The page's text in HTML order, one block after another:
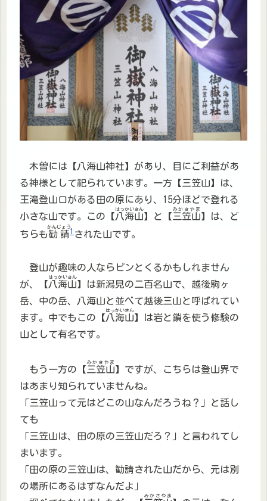
木曽には【八海山神社】があり、目にご利益があ
る神様として祀られています。一方【三笠山】は、
王滝登山口がある田の原にあり、15分ほどで登れる
小さな山です。この【 八海山
はっかいさん
】と【 三笠山
みかさやま
】は、ど
ちらも勧請
かんじょう1 された山です。
登山が趣味の人ならピンとくるかもしれません
が、【八海山
はっかいさん
】は新潟見の二百名山で、越後駒ヶ
岳、中の岳、八海山と並べて越後三山と呼ばれてい
ます。中でもこの【八海山
はっかいさん
】は岩と鎖を使う修験の
山として有名です。
もう一方の【 三笠山
みかさやま
】ですが、こちらは登山界で
はあまり知られていませんね。
「三笠山って元はどこの山なんだろうね？」と話し
ても
「三笠山は、田の原の三笠山だろ？」と言われてし
まいます。
「田の原の三笠山は、勧請された山だから、元は別
の場所にあるはずなんだよ」
みかさやま